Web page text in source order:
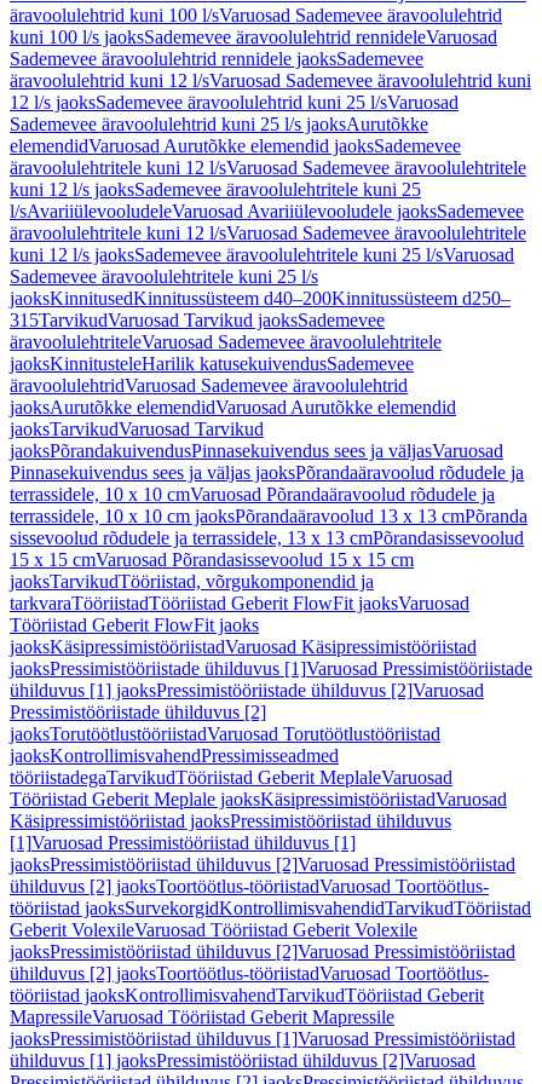
äravoolulehtrid kuni 100 l/sVaruosad Sademevee äravoolulehtrid
kuni 100 l/s jaoksSademevee äravoolulehtrid rennideleVaruosad
Sademevee äravoolulehtrid rennidele jaoksSademevee
äravoolulehtrid kuni 12 l/sVaruosad Sademevee äravoolulehtrid kuni
12 l/s jaoksSademevee äravoolulehtrid kuni 25 l/sVaruosad
Sademevee äravoolulehtrid kuni 25 l/s jaoksAurutõkke
elemendidVaruosad Aurutõkke elemendid jaoksSademevee
äravoolulehtritele kuni 12 l/sVaruosad Sademevee äravoolulehtritele
kuni 12 l/s jaoksSademevee äravoolulehtritele kuni 25
l/sAvariiülevooludeleVaruosad Avariiülevooludele jaoksSademevee
äravoolulehtritele kuni 12 l/sVaruosad Sademevee äravoolulehtritele
kuni 12 l/s jaoksSademevee äravoolulehtritele kuni 25 l/sVaruosad
Sademevee äravoolulehtritele kuni 25 l/s
jaoksKinnitusedKinnitussüsteem d40–200Kinnitussüsteem d250–
315TarvikudVaruosad Tarvikud jaoksSademevee
äravoolulehtriteleVaruosad Sademevee äravoolulehtritele
jaoksKinnitusteleHarilik katusekuivendusSademevee
äravoolulehtridVaruosad Sademevee äravoolulehtrid
jaoksAurutõkke elemendidVaruosad Aurutõkke elemendid
jaoksTarvikudVaruosad Tarvikud
jaoksPõrandakuivendusPinnasekuivendus sees ja väljasVaruosad
Pinnasekuivendus sees ja väljas jaoksPõrandaäravoolud rõdudele ja
terrassidele, 10 x 10 cmVaruosad Põrandaäravoolud rõdudele ja
terrassidele, 10 x 10 cm jaoksPõrandaäravoolud 13 x 13 cmPõranda
sissevoolud rõdudele ja terrassidele, 13 x 13 cmPõrandasissevoolud
15 x 15 cmVaruosad Põrandasissevoolud 15 x 15 cm
jaoksTarvikudTööriistad, võrgukomponendid ja
tarkvaraTööriistadTööriistad Geberit FlowFit jaoksVaruosad
Tööriistad Geberit FlowFit jaoks
jaoksKäsipressimistööriistadVaruosad Käsipressimistööriistad
jaoksPressimistööriistade ühilduvus [1]Varuosad Pressimistööriistade
ühilduvus [1] jaoksPressimistööriistade ühilduvus [2]Varuosad
Pressimistööriistade ühilduvus [2]
jaoksTorutöötlustööriistadVaruosad Torutöötlustööriistad
jaoksKontrollimisvahendPressimisseadmed
tööriistadegaTarvikudTööriistad Geberit MeplaleVaruosad
Tööriistad Geberit Meplale jaoksKäsipressimistööriistadVaruosad
Käsipressimistööriistad jaoksPressimistööriistad ühilduvus
[1]Varuosad Pressimistööriistad ühilduvus [1]
jaoksPressimistööriistad ühilduvus [2]Varuosad Pressimistööriistad
ühilduvus [2] jaoksToortöötlus-tööriistadVaruosad Toortöötlus-
tööriistad jaoksSurvekorgidKontrollimisvahendidTarvikudTööriistad
Geberit VolexileVaruosad Tööriistad Geberit Volexile
jaoksPressimistööriistad ühilduvus [2]Varuosad Pressimistööriistad
ühilduvus [2] jaoksToortöötlus-tööriistadVaruosad Toortöötlus-
tööriistad jaoksKontrollimisvahendTarvikudTööriistad Geberit
MapressileVaruosad Tööriistad Geberit Mapressile
jaoksPressimistööriistad ühilduvus [1]Varuosad Pressimistööriistad
ühilduvus [1] jaoksPressimistööriistad ühilduvus [2]Varuosad